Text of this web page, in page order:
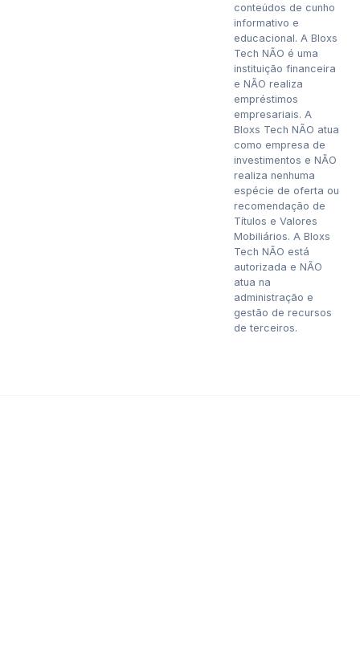
conteúdos de cunho
informativo e
educacional. A Bloxs
Tech NÃO é uma
instituição financeira
e NÃO realiza
empréstimos
empresariais. A
Bloxs Tech NÃO atua
como empresa de
investimentos e NÃO
realiza nenhuma
espécie de oferta ou
recomendação de
Títulos e Valores
Mobiliários. A Bloxs
Tech NÃO está
autorizada e NÃO
atua na
administração e
gestão de recursos
de terceiros.